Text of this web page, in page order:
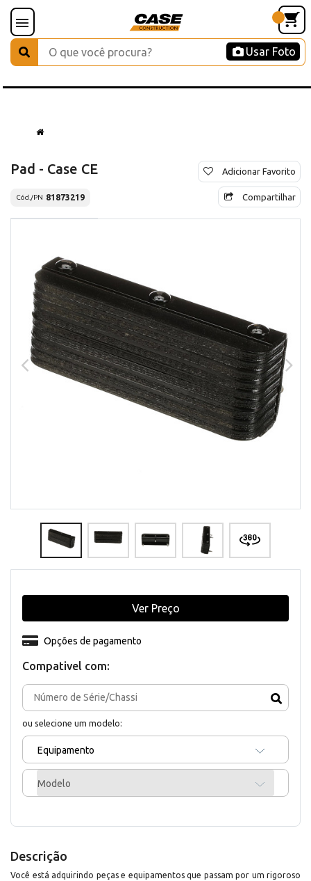
Usar Foto
Pad - Case CE
Cód./PN 81873219
Adicionar Favorito
Compartilhar
Compativel com:
ou selecione um modelo:
Equipamento
Modelo
Opções de pagamento
Ver Preço
Descrição
Você está adquirindo peças e equipamentos que passam por um rigoroso